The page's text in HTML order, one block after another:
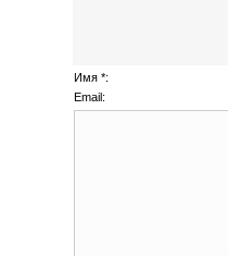
Имя *:
Email: